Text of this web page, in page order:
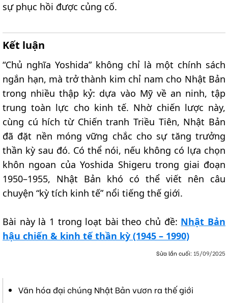
sự phục hồi được củng cố.
Kết luận​
“Chủ nghĩa Yoshida” không chỉ là một chính sách
ngắn hạn, mà trở thành kim chỉ nam cho Nhật Bản
trong nhiều thập kỷ: dựa vào Mỹ về an ninh, tập
trung toàn lực cho kinh tế. Nhờ chiến lược này,
cùng cú hích từ Chiến tranh Triều Tiên, Nhật Bản
đã đặt nền móng vững chắc cho sự tăng trưởng
thần kỳ sau đó. Có thể nói, nếu không có lựa chọn
khôn ngoan của Yoshida Shigeru trong giai đoạn
1950–1955, Nhật Bản khó có thể viết nên câu
chuyện “kỳ tích kinh tế” nổi tiếng thế giới.
Bài này là 1 trong loạt bài theo chủ đề: Nhật Bản
hậu chiến & kinh tế thần kỳ (1945 – 1990)
Sửa lần cuối: 15/09/2025
Văn hóa đại chúng Nhật Bản vươn ra thế giới